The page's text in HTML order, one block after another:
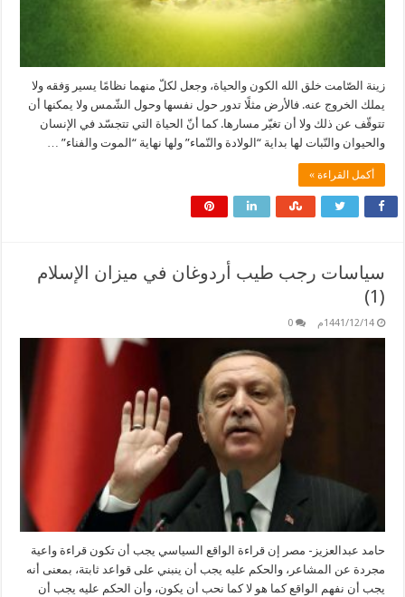
زينة الصّامت خلق الله الكون والحياة، وجعل لكلّ منهما نظامًا يسير وَفقه ولا
يملك الخروج عنه. فالأرض مثلًا تدور حول نفسها وحول الشّمس ولا يمكنها أن
تتوقّف عن ذلك ولا أن تغيّر مسارها. كما أنّ الحياة التي تتجسّد في الإنسان
والحيوان والنّبات لها بداية “الولادة والنّماء” ولها نهاية “الموت والفناء” …
أكمل القراءة »
سياسات رجب طيب أردوغان في ميزان الإسلام
(1)
1441/12/14م 0
حامد عبدالعزيز- مصر إن قراءة الواقع السياسي يجب أن تكون قراءة واعية
مجردة عن المشاعر، والحكم عليه يجب أن ينبني على قواعد ثابتة، بمعنى أنه
يجب أن نفهم الواقع كما هو لا كما نحب أن يكون، وأن الحكم عليه يجب أن